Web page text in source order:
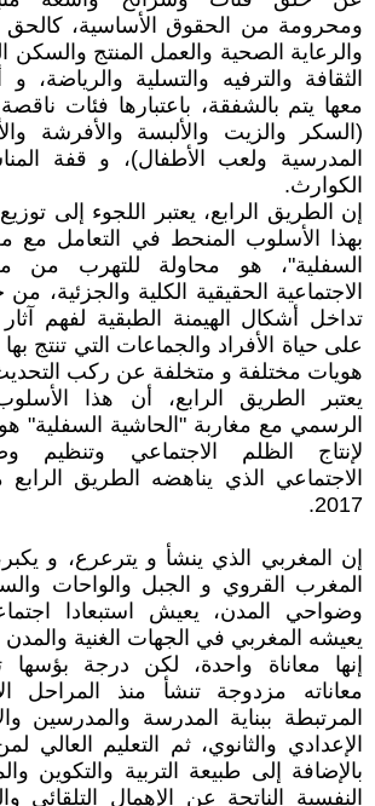
ومحرومة من الحقوق الأساسية، كالحق
والرعاية الصحية والعمل المنتج والسكن
الثقافة والترفيه والتسلية والرياضة،
معها يتم بالشفقة، باعتبارها فئات
(السكر والزيت والألبسة والأفرشة
المدرسية ولعب الأطفال)، و قفة
الكوارث.
إن الطريق الرابع، يعتبر اللجوء إلى
بهذا الأسلوب المنحط في التعامل مع
السفلية"، هو محاولة للتهرب من
الاجتماعية الحقيقية الكلية والجزئية،
تداخل أشكال الهيمنة الطبقية لفهم
على حياة الأفراد والجماعات التي تنتج
هويات مختلفة و متخلفة عن ركب
يعتبر الطريق الرابع، أن هذا
الرسمي مع مغاربة "الحاشية السفلية"
لإنتاج الظلم الاجتماعي وتنظيم
الاجتماعي الذي يناهضه الطريق
2017.
إن المغربي الذي ينشأ و يترعرع، و
المغرب القروي و الجبل والواحات
وضواحي المدن، يعيش استبعادا
يعيشه المغربي في الجهات الغنية والمدن
إنها معاناة واحدة، لكن درجة بؤسها
معاناته مزدوجة تنشأ منذ المراحل
المرتبطة ببناية المدرسة والمدرسين
الإعدادي والثانوي، ثم التعليم العالي
بالإضافة إلى طبيعة التربية والتكوين
النفسية الناتجة عن الإهمال التلقائي